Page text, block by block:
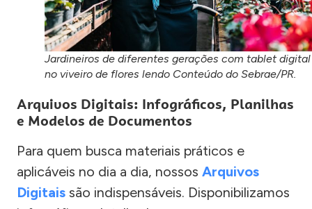
Jardineiros de diferentes gerações com tablet digital
no viveiro de flores lendo Conteúdo do Sebrae/PR.
Arquivos Digitais: Infográficos, Planilhas
e Modelos de Documentos
Para quem busca materiais práticos e
aplicáveis no dia a dia, nossos Arquivos
Digitais são indispensáveis. Disponibilizamos